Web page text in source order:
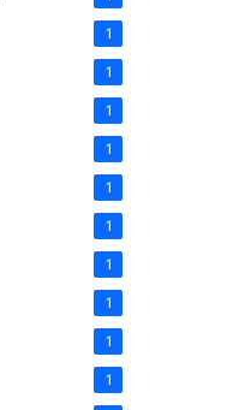
1
1
1
1
1
1
1
1
1
1